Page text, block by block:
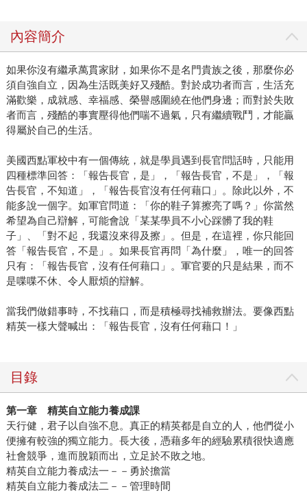
內容簡介
如果你沒有繼承萬貫家財，如果你不是名門貴族之後，那麼你必
須自強自立，因為生活既美好又殘酷。對於成功者而言，生活充
滿歡樂，成就感、幸福感、榮譽感圍繞在他們身邊；而對於失敗
者而言，殘酷的事實壓得他們喘不過氣，只有繼續戰鬥，才能贏
得屬於自己的生活。
美國西點軍校中有一個傳統，就是學員遇到長官問話時，只能用
四種標準回答：「報告長官，是」，「報告長官，不是」，「報
告長官，不知道」，「報告長官沒有任何藉口」。除此以外，不
能多說一個字。如軍官問道：「你的鞋子算擦亮了嗎？」你當然
希望為自己辯解，可能會說「某某學員不小心踩髒了我的鞋
子」、「對不起，我還沒來得及擦」。但是，在這裡，你只能回
答「報告長官，不是」。如果長官再問「為什麼」，唯一的回答
只有：「報告長官，沒有任何藉口」。軍官要的只是結果，而不
是喋喋不休、令人厭煩的辯解。
當我們做錯事時，不找藉口，而是積極尋找補救辦法。要像西點
精英一樣大聲喊出：「報告長官，沒有任何藉口！」
目錄
第一章 精英自立能力養成課
天行健，君子以自強不息。真正的精英都是自立的人，他們從小
便擁有較強的獨立能力。長大後，憑藉多年的經驗累積很快適應
社會競爭，進而脫穎而出，立足於不敗之地。
精英自立能力養成法一－－勇於擔當
精英自立能力養成法二－－管理時間